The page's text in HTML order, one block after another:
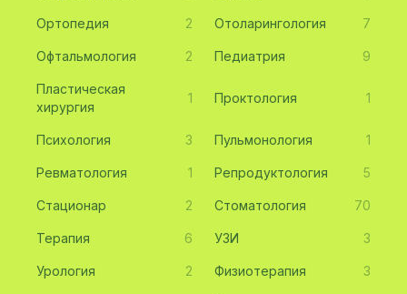
Ортопедия 2 Отоларингология 7
Офтальмология 2 Педиатрия 9
Пластическая
хирургия
1 Проктология 1
Психология 3 Пульмонология 1
Ревматология 1 Репродуктология 5
Стационар 2 Стоматология 70
Терапия 6 УЗИ 3
Урология 2 Физиотерапия 3